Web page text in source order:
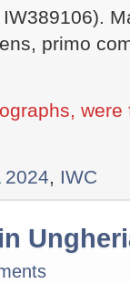
primo
2024, IWC